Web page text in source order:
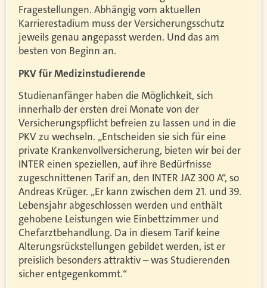
Fragestellungen. Abhängig vom aktuellen
Karrierestadium muss der Versicherungsschutz
jeweils genau angepasst werden. Und das am
besten von Beginn an.
PKV für Medizinstudierende
Studienanfänger haben die Möglichkeit, sich
innerhalb der ersten drei Monate von der
Versicherungspflicht befreien zu lassen und in die
PKV zu wechseln. „Entscheiden sie sich für eine
private Krankenvollversicherung, bieten wir bei der
INTER einen speziellen, auf ihre Bedürfnisse
zugeschnittenen Tarif an, den INTER JAZ 300 A“, so
Andreas Krüger. „Er kann zwischen dem 21. und 39.
Lebensjahr abgeschlossen werden und enthält
gehobene Leistungen wie Einbettzimmer und
Chefarztbehandlung. Da in diesem Tarif keine
Alterungsrückstellungen gebildet werden, ist er
preislich besonders attraktiv – was Studierenden
sicher entgegenkommt.“